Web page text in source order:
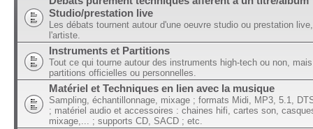
Studio/prestation live
Les débats tournent autour d'une oeuvre studio ou prestation
l'artiste.
Instruments et Partitions
Tout ce qui tourne autour des instruments high-tech ou non,
partitions officielles ou personnelles.
Matériel et Techniques en lien avec la musique
Sampling, échantillonnage, mixage ; formats Midi, MP3, 5.1,
; matériel audio et accessoires : chaines hifi, cartes son,
mixage,... ; supports CD, SACD ; etc.